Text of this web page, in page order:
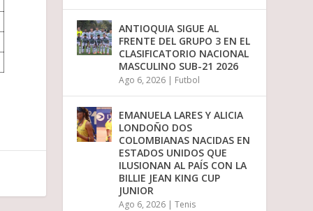
ANTIOQUIA SIGUE AL
FRENTE DEL GRUPO 3 EN EL
CLASIFICATORIO NACIONAL
MASCULINO SUB-21 2026
Ago 6, 2026 | Futbol
EMANUELA LARES Y ALICIA
LONDOÑO DOS
COLOMBIANAS NACIDAS EN
ESTADOS UNIDOS QUE
ILUSIONAN AL PAÍS CON LA
BILLIE JEAN KING CUP
JUNIOR
Ago 6, 2026 |Tenis